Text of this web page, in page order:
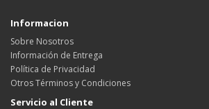
Informacion
Sobre Nosotros
Información de Entrega
Política de Privacidad
Otros Términos y Condiciones
Servicio al Cliente